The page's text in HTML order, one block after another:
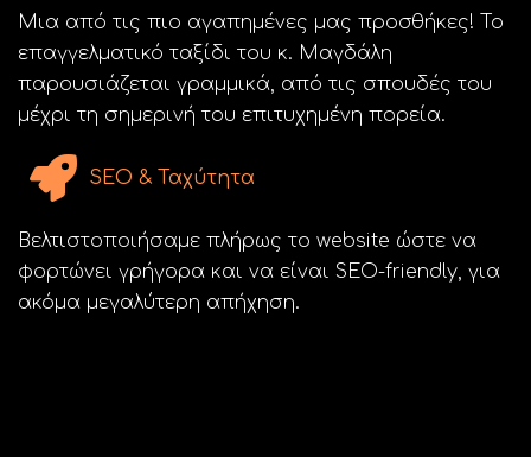
Μια από τις πιο αγαπημένες μας προσθήκες! Το
επαγγελματικό ταξίδι του κ. Μαγδάλη
παρουσιάζεται γραμμικά, από τις σπουδές του
μέχρι τη σημερινή του επιτυχημένη πορεία.
SEO & Ταχύτητα
Βελτιστοποιήσαμε πλήρως το website ώστε να
φορτώνει γρήγορα και να είναι SEO-friendly, για
ακόμα μεγαλύτερη απήχηση.